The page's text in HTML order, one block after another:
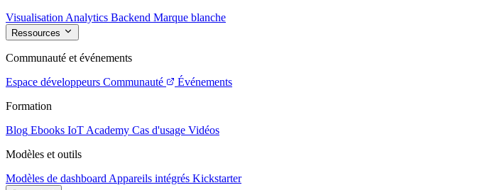
Visualisation Analytics Backend Marque blanche
Ressources
Communauté et événements
Espace développeurs Communauté
Événements
Formation
Blog Ebooks IoT Academy Cas d'usage Vidéos
Modèles et outils
Modèles de dashboard Appareils intégrés Kickstarter